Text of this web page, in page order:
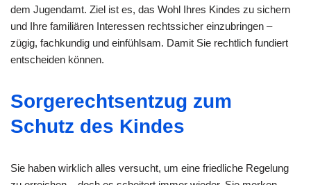
dem Jugendamt. Ziel ist es, das Wohl Ihres Kindes zu sichern
und Ihre familiären Interessen rechtssicher einzubringen –
zügig, fachkundig und einfühlsam. Damit Sie rechtlich fundiert
entscheiden können.
Sorgerechtsentzug zum
Schutz des Kindes
Sie haben wirklich alles versucht, um eine friedliche Regelung